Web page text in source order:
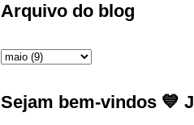
Arquivo do blog
Sejam bem-vindos 💙